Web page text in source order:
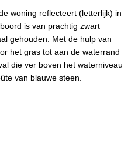
woning reflecteert (letterlijk) in
is van prachtig zwart
gehouden. Met de hulp van
het gras tot aan de waterrand
die ver boven het waterniveau
van blauwe steen.